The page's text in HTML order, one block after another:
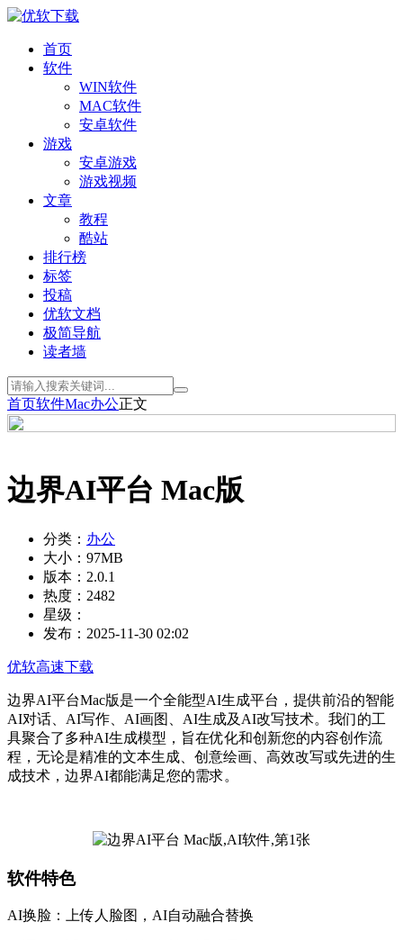
首页
软件
WIN软件
MAC软件
安卓软件
游戏
安卓游戏
游戏视频
文章
教程
酷站
排行榜
标签
投稿
优软文档
极简导航
读者墙
首页软件Mac办公正文
边界AI平台 Mac版
分类： 办公
大小： 97MB
版本： 2.0.1
热度： 2482
星级：
发布： 2025-11-30 02:02
优软高速下载
边界AI平台Mac版是一个全能型AI生成平台，提供前沿的智能
AI对话、AI写作、AI画图、AI生成及AI改写技术。我们的工
具聚合了多种AI生成模型，旨在优化和创新您的内容创作流
程，无论是精准的文本生成、创意绘画、高效改写或先进的生
成技术，边界AI都能满足您的需求。
软件特色
AI换脸：上传人脸图，AI自动融合替换